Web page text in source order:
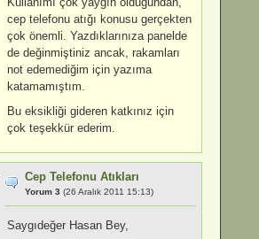
cep telefonu atığı konusu gerçekten
çok önemli. Yazdıklarınıza panelde
de değinmiştiniz ancak, rakamları
not edemediğim için yazıma
katamamıştım.
Bu eksikliği gideren katkınız için
çok teşekkür ederim.
Cep Telefonu Atıkları
Yorum 3 (26 Aralık 2011 15:13)
Saygıdeğer Hasan Bey,